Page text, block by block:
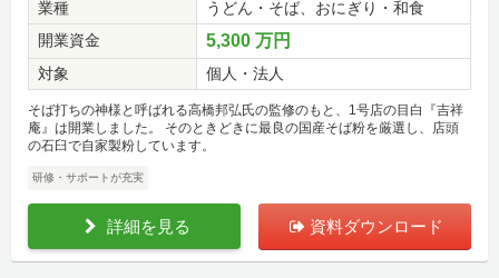
業種
うどん・そば、おにぎり・和食
開業資金
5,300 万円
対象 個人・法人
そば打ちの神様と呼ばれる高橋邦弘氏の監修のもと、1号店の目白『吉祥
庵』は開業しました。 そのときどきに最良の国産そば粉を厳選し、店頭
の石臼で自家製粉しています。
研修・サポートが充実
詳細を見る 資料ダウンロード